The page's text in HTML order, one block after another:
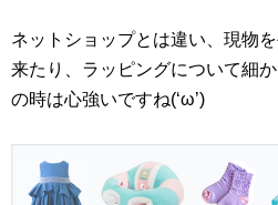
ネットショップとは違い、現物
来たり、ラッピングについて細
の時は心強いですね(‘ω’)